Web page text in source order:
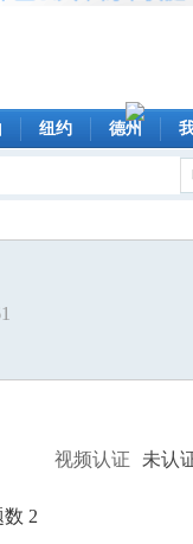
纽约 德州
视频认证 未认
数 2